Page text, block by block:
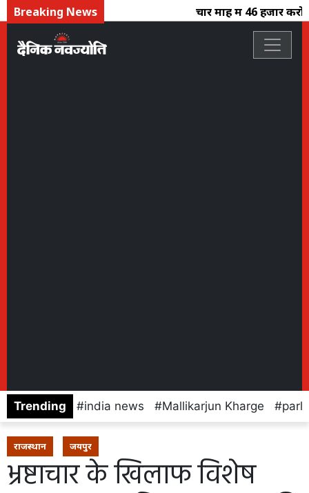
Breaking News चार माह में 46 हजार
Trending india news Mallikarjun Kharge
राजस्थान जयपुर
भ्रष्टाचार के खिलाफ विशेष